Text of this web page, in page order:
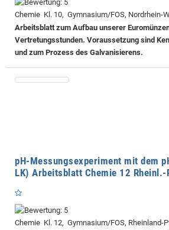
Chemie Kl. 10, Gymnasium/FOS, Nordrhein-
Arbeitsblatt zum Aufbau unserer
Vertretungsstunden. Voraussetzung sind
und zum Prozess des Galvanisierens.
pH-Messungsexperiment mit dem
LK) Arbeitsblatt Chemie 12
Chemie Kl. 12, Gymnasium/FOS, Rheinland-